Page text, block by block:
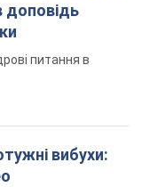
доповідь
питання в
вибухи: